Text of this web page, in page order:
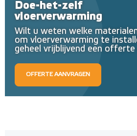
Doe-het-zelf
vloerverwarming
Wilt u weten welke
om vloerverwarming te
geheel vrijblijvend een offerte
OFFERTE AANVRAGEN